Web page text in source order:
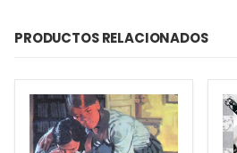
PRODUCTOS RELACIONADOS